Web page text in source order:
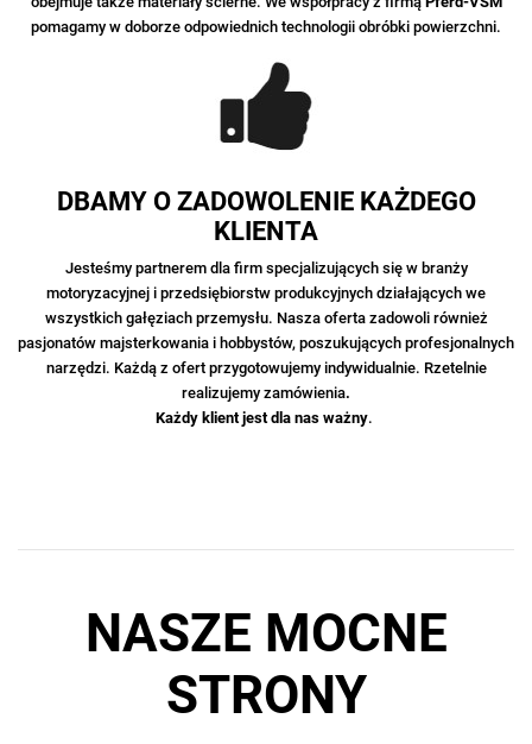
pomagamy w doborze odpowiednich technologii obróbki powierzchni.
DBAMY O ZADOWOLENIE KAŻDEGO
KLIENTA
Jesteśmy partnerem dla firm specjalizujących się w branży
motoryzacyjnej i przedsiębiorstw produkcyjnych działających we
wszystkich gałęziach przemysłu. Nasza oferta zadowoli również
pasjonatów majsterkowania i hobbystów, poszukujących profesjonalnych
narzędzi. Każdą z ofert przygotowujemy indywidualnie. Rzetelnie
realizujemy zamówienia.
Każdy klient jest dla nas ważny.
NASZE MOCNE
STRONY